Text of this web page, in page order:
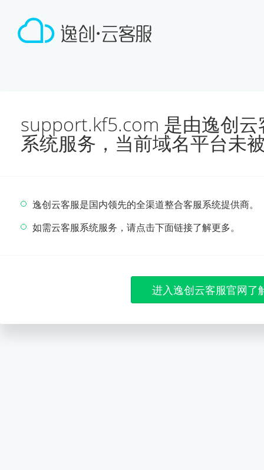
support.kf5.com 是由逸创
系统服务，当前域名平台未
逸创云客服是国内领先的全渠道整合客服系统提供商。
如需云客服系统服务，请点击下面链接了解更多。
进入逸创云客服官网了